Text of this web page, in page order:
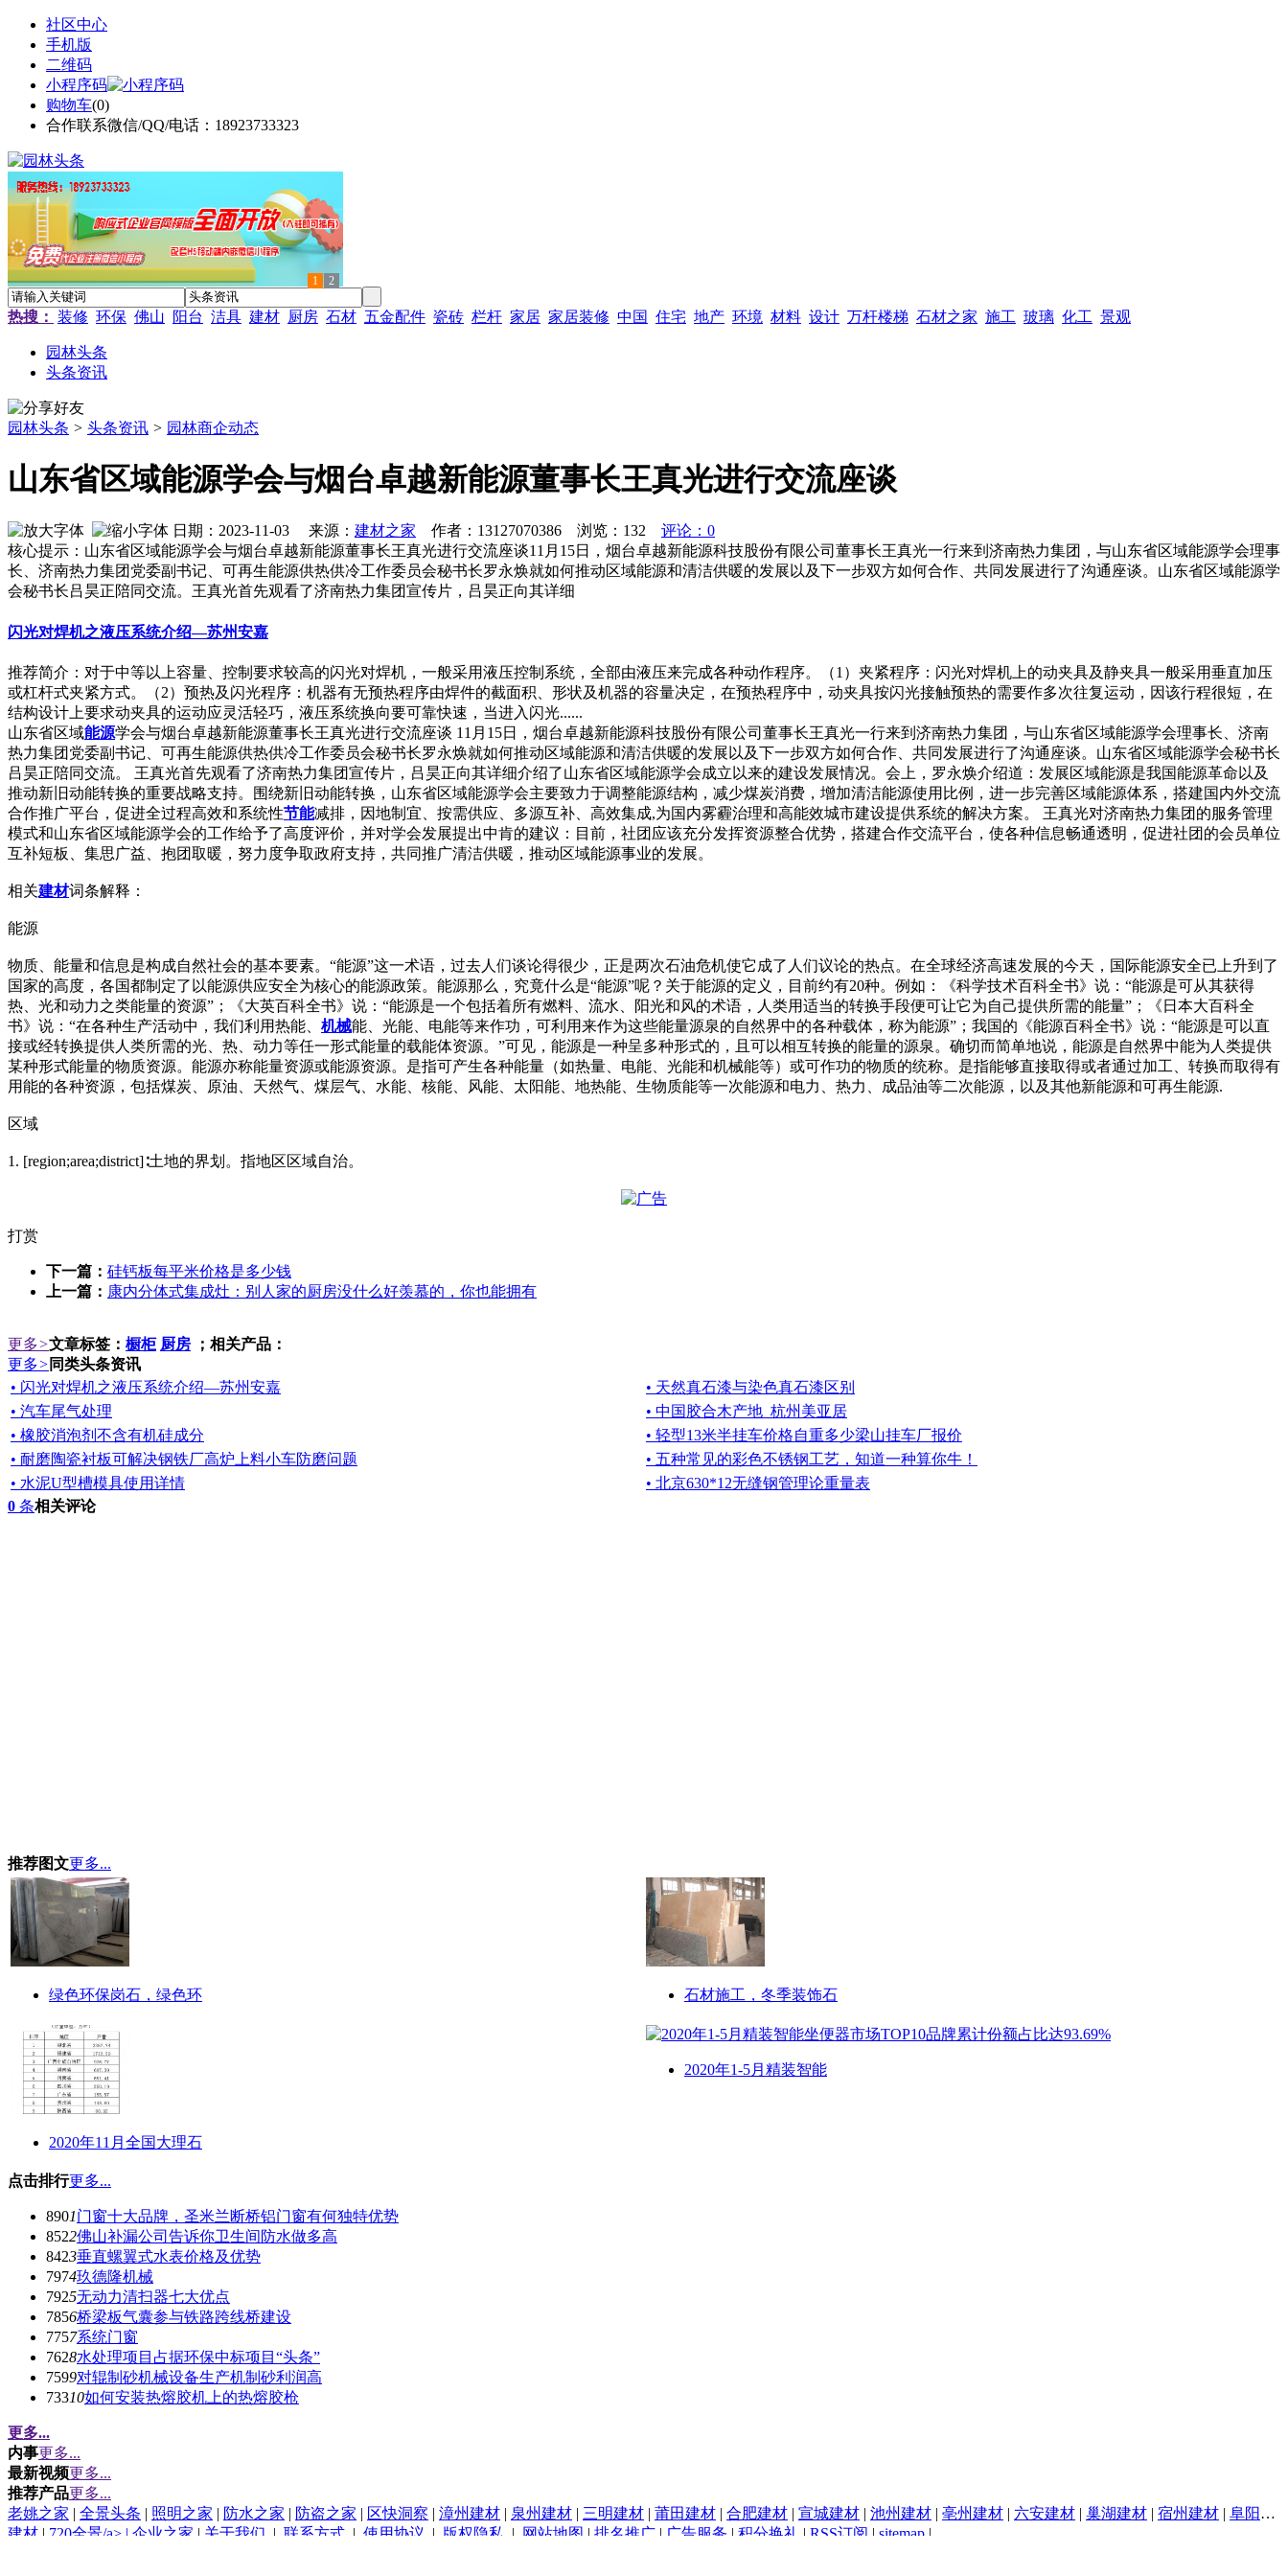
社区中心
手机版
二维码
小程序码
购物车(0)
合作联系微信/QQ/电话：18923733323
1 2
热搜： 装修 环保 佛山 阳台 洁具 建材 厨房 石材 五金配件 瓷砖 栏杆 家居 家居装修 中国 住宅 地产 环境 材料 设计 万杆楼梯 石材之家 施工 玻璃 化工 景观
园林头条
头条资讯
园林头条 > 头条资讯 > 园林商企动态
山东省区域能源学会与烟台卓越新能源董事长王真光进行交流座谈
日期：2023-11-03 来源： 建材之家 作者：13127070386 浏览： 132
评论：0
核心提示：山东省区域能源学会与烟台卓越新能源董事长王真光进行交流座谈11月15日，烟台卓越新能源科技股份有限公司董事长王真光一行来到济南热力集团，与山东省区域能源学会理事
长、济南热力集团党委副书记、可再生能源供热供冷工作委员会秘书长罗永焕就如何推动区域能源和清洁供暖的发展以及下一步双方如何合作、共同发展进行了沟通座谈。山东省区域能源学
会秘书长吕昊正陪同交流。王真光首先观看了济南热力集团宣传片，吕昊正向其详细
闪光对焊机之液压系统介绍—苏州安嘉
推荐简介：对于中等以上容量、控制要求较高的闪光对焊机，一般采用液压控制系统，全部由液压来完成各种动作程序。（1）夹紧程序：闪光对焊机上的动夹具及静夹具一般采用垂直加压
或杠杆式夹紧方式。（2）预热及闪光程序：机器有无预热程序由焊件的截面积、形状及机器的容量决定，在预热程序中，动夹具按闪光接触预热的需要作多次往复运动，因该行程很短，在
结构设计上要求动夹具的运动应灵活轻巧，液压系统换向要可靠快速，当进入闪光......
山东省区域能源学会与烟台卓越新能源董事长王真光进行交流座谈 11月15日，烟台卓越新能源科技股份有限公司董事长王真光一行来到济南热力集团，与山东省区域能源学会理事长、济南
热力集团党委副书记、可再生能源供热供冷工作委员会秘书长罗永焕就如何推动区域能源和清洁供暖的发展以及下一步双方如何合作、共同发展进行了沟通座谈。山东省区域能源学会秘书长
吕昊正陪同交流。 王真光首先观看了济南热力集团宣传片，吕昊正向其详细介绍了山东省区域能源学会成立以来的建设发展情况。会上，罗永焕介绍道：发展区域能源是我国能源革命以及
推动新旧动能转换的重要战略支持。围绕新旧动能转换，山东省区域能源学会主要致力于调整能源结构，减少煤炭消费，增加清洁能源使用比例，进一步完善区域能源体系，搭建国内外交流
合作推广平台，促进全过程高效和系统性节能减排，因地制宜、按需供应、多源互补、高效集成,为国内雾霾治理和高能效城市建设提供系统的解决方案。 王真光对济南热力集团的服务管理
模式和山东省区域能源学会的工作给予了高度评价，并对学会发展提出中肯的建议：目前，社团应该充分发挥资源整合优势，搭建合作交流平台，使各种信息畅通透明，促进社团的会员单位
互补短板、集思广益、抱团取暖，努力度争取政府支持，共同推广清洁供暖，推动区域能源事业的发展。
相关建材词条解释：
能源
物质、能量和信息是构成自然社会的基本要素。“能源”这一术语，过去人们谈论得很少，正是两次石油危机使它成了人们议论的热点。在全球经济高速发展的今天，国际能源安全已上升到了
国家的高度，各国都制定了以能源供应安全为核心的能源政策。能源那么，究竟什么是“能源”呢？关于能源的定义，目前约有20种。例如：《科学技术百科全书》说：“能源是可从其获得
热、光和动力之类能量的资源”；《大英百科全书》说：“能源是一个包括着所有燃料、流水、阳光和风的术语，人类用适当的转换手段便可让它为自己提供所需的能量”；《日本大百科全
书》说：“在各种生产活动中，我们利用热能、 机械能、光能、电能等来作功，可利用来作为这些能量源泉的自然界中的各种载体，称为能源”；我国的《能源百科全书》说：“能源是可以直
接或经转换提供人类所需的光、热、动力等任一形式能量的载能体资源。”可见，能源是一种呈多种形式的，且可以相互转换的能量的源泉。确切而简单地说，能源是自然界中能为人类提供
某种形式能量的物质资源。能源亦称能量资源或能源资源。是指可产生各种能量（如热量、电能、光能和机械能等）或可作功的物质的统称。是指能够直接取得或者通过加工、转换而取得有
用能的各种资源，包括煤炭、原油、天然气、煤层气、水能、核能、风能、太阳能、地热能、生物质能等一次能源和电力、热力、成品油等二次能源，以及其他新能源和可再生能源.
区域
1. [region;area;district]∶土地的界划。指地区区域自治。
打赏
下一篇： 硅钙板每平米价格是多少钱
上一篇： 康内分体式集成灶：别人家的厨房没什么好羡慕的，你也能拥有
更多>文章标签： 橱柜 厨房 ；相关产品：
更多> 同类头条资讯
• 闪光对焊机之液压系统介绍—苏州安嘉
• 天然真石漆与染色真石漆区别
• 汽车尾气处理
• 中国胶合木产地_杭州美亚居
• 橡胶消泡剂不含有机硅成分
• 轻型13米半挂车价格自重多少梁山挂车厂报价
• 耐磨陶瓷衬板可解决钢铁厂高炉上料小车防磨问题
• 五种常见的彩色不锈钢工艺，知道一种算你牛！
• 水泥U型槽模具使用详情
• 北京630*12无缝钢管理论重量表
0 条相关评论
推荐图文更多...
绿色环保岗石，绿色环 石材施工，冬季装饰石
2020年11月全国大理石
2020年1-5月精装智能
点击排行更多...
8901门窗十大品牌，圣米兰断桥铝门窗有何独特优势
8522佛山补漏公司告诉你卫生间防水做多高
8423垂直螺翼式水表价格及优势
7974玖德隆机械
7925无动力清扫器七大优点
7856桥梁板气囊参与铁路跨线桥建设
7757系统门窗
7628水处理项目占据环保中标项目“头条”
7599对辊制砂机械设备生产机制砂利润高
73310如何安装热熔胶机上的热熔胶枪
更多...
内事更多...
最新视频更多...
推荐产品更多...
老姚之家 | 全景头条 | 照明之家 | 防水之家 | 防盗之家 | 区快洞察 | 漳州建材 | 泉州建材 | 三明建材 | 莆田建材 | 合肥建材 | 宣城建材 | 池州建材 | 亳州建材 | 六安建材 | 巢湖建材 | 宿州建材 | 阜阳建材
建材 | 720全景/a> | 企业之家 | 关于我们 | 联系方式 | 使用协议 | 版权隐私 | 网站地图 | 排名推广 | 广告服务 | 积分换礼 | RSS订阅 | sitemap |